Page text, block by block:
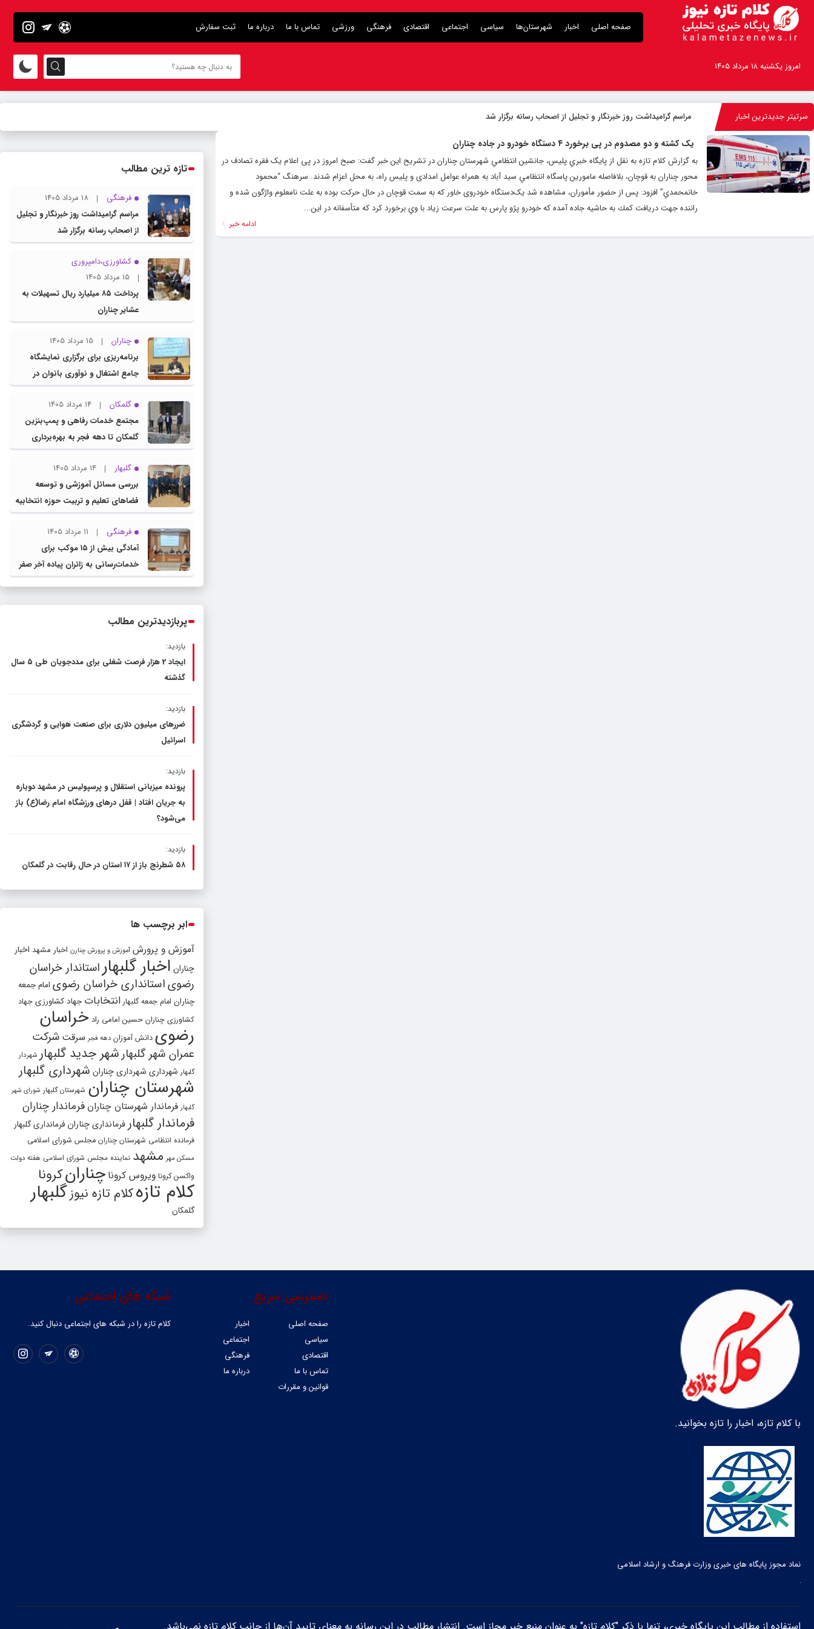
صفحه اصلی اخبار شهرستان‌ها سیاسی اجتماعی اقتصادی فرهنگی ورزشی تماس با ما درباره ما ثبت سفارش
امروز یکشنبه ۱۸ مرداد ۱۴۰۵
سرتیتر جدیدترین اخبار مراسم گرامیداشت روز خبرنگار و تجلیل از اصحاب رسانه برگزار شد
یک کشته و دو مصدوم در پی برخورد ۴ دستگاه خودرو در جاده چناران
به گزارش کلام تازه به نقل از پایگاه خبري پليس، جانشين انتظامي شهرستان چناران در تشريح اين خبر گفت: صبح امروز در پی اعلام یک فقره تصادف در
محور چناران به قوچان، بلافاصله مامورين پاسگاه انتظامي سيد آباد به همراه عوامل امدادی و پليس راه، به محل اعزام شدند. سرهنگ “محمود
خانمحمدي” افزود: پس از حضور مأموران، مشاهده شد یک‌دستگاه خودروی خاور که به سمت قوچان در حال حرکت بوده به علت نامعلوم واژگون شده و
راننده جهت دريافت كمك به حاشيه جاده آمده كه خودرو پژو پارس به علت سرعت زياد با وي برخورد کرد كه متأسفانه در این...
ادامه خبر
تازه ترین مطالب
فرهنگی
18 مرداد 1405
مراسم گرامیداشت روز خبرنگار و تجلیل
از اصحاب رسانه برگزار شد
کشاورزی،دامپروری
15 مرداد 1405
پرداخت ۸۵ میلیارد ریال تسهیلات به
عشایر چناران
چناران
15 مرداد 1405
برنامه‌ریزی برای برگزاری نمایشگاه
جامع اشتغال و نوآوری بانوان در
چناران
گلمکان
14 مرداد 1405
مجتمع خدمات رفاهی و پمپ‌بنزین
گلمکان تا دهه فجر به بهره‌برداری
می‌رسد
گلبهار
14 مرداد 1405
بررسی مسائل آموزشی و توسعه
فضاهای تعلیم و تربیت حوزه انتخابیه
در نشست مشترک عضو کمیسیون
آموزش مجلس با مدیرکل آموزش و
پرورش خراسان رضوی
فرهنگی
11 مرداد 1405
آمادگی بیش از ۱۵ موکب برای
خدمات‌رسانی به زائران پیاده آخر صفر
در شهرستان چناران
پربازدیدترین مطالب
بازدید:
ایجاد 2 هزار فرصت شغلی برای مددجویان طی ۵ سال
گذشته
بازدید:
ضررهای میلیون دلاری برای صنعت هوایی و گردشگری
اسرائیل
بازدید:
پرونده میزبانی استقلال و پرسپولیس در مشهد دوباره
به جریان افتاد | قفل در‌های ورزشگاه امام رضا(ع) باز
می‌شود؟
بازدید:
۵۸ شطرنج‌ باز از ۱۷ استان در حال رقابت در گلمکان
ابر برچسب ها
آموزش و پرورش آموزش و پرورش چنارن اخبار مشهد اخبار
چناران اخبار گلبهار استاندار خراسان
رضویاستانداری خراسان رضوی امام جمعه
چناران امام جمعه گلبهار انتخابات جهاد کشاورزی جهاد
کشاورزی چناران حسین امامی راد خراسان
رضوی دانش آموزان دهه فجر سرقت شرکت
عمران شهر گلبهارشهر جدید گلبهار شهردار
گلبهار شهرداری شهرداری چناران شهرداری گلبهار
شهرستان چناران شهرستان گلبهار شورای شهر
گلبهار فرماندار شهرستان چناران فرماندار چناران
فرماندار گلبهار فرمانداری چناران فرمانداری گلبهار
فرمانده انتظامی شهرستان چناران مجلس شورای اسلامی
مسکن مهر مشهد نماینده مجلس شورای اسلامی هفته دولت
واکسن کرونا ویروس کرونا چنارانکرونا
کلام تازهکلام تازه نیوزگلبهار
گلمکان
با کلام تازه، اخبار را تازه بخوانید.
نماد مجوز پایگاه های خبری وزارت فرهنگ و ارشاد اسلامی
شبکه های اجتماعی
کلام تازه را در شبکه ‌های اجتماعی دنبال کنید.
دسترسی سریع
صفحه اصلی
اخبار
سیاسی
اجتماعی
اقتصادی
فرهنگی
تماس با ما
درباره ما
قوانین و مقررات